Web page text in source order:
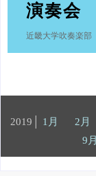
演奏会
近畿大学吹奏楽部
2019│ 1月 2月
9月